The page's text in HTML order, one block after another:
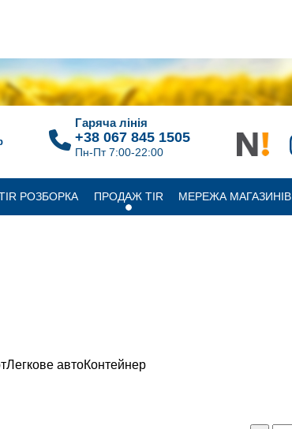
Гаряча лінія
+38 067 845 1505
Пн-Пт 7:00-22:00
РОЗБОРКА ПРОДАЖ TIR МЕРЕЖА МАГАЗИНІВ
Легкове автоКонтейнер